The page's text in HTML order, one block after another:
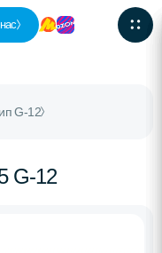
G-12
G-12